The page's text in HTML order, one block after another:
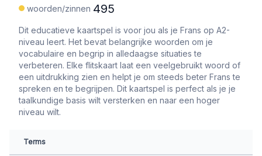
woorden/zinnen 495
Dit educatieve kaartspel is voor jou als je Frans op A2-
niveau leert. Het bevat belangrijke woorden om je
vocabulaire en begrip in alledaagse situaties te
verbeteren. Elke flitskaart laat een veelgebruikt woord of
een uitdrukking zien en helpt je om steeds beter Frans te
spreken en te begrijpen. Dit kaartspel is perfect als je je
taalkundige basis wilt versterken en naar een hoger
niveau wilt.
Terms